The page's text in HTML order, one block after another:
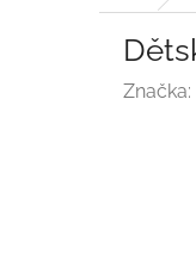
Značka: